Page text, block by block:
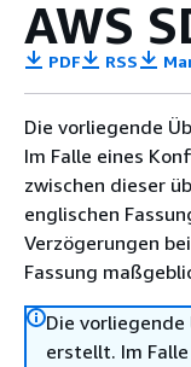
AWS
PDF RSS
Die vorliegende
Im Falle eines
zwischen dieser
englischen
Verzögerungen
Fassung
Die
erstellt. Im